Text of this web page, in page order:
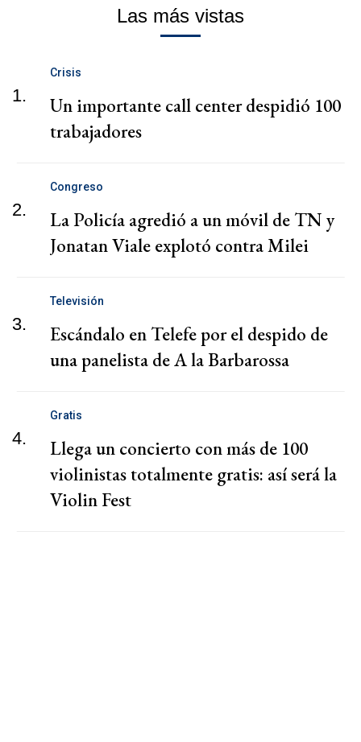
Las más vistas
1.
Crisis
Un importante call center despidió 100
trabajadores
2.
Congreso
La Policía agredió a un móvil de TN y
Jonatan Viale explotó contra Milei
3.
Televisión
Escándalo en Telefe por el despido de
una panelista de A la Barbarossa
4.
Gratis
Llega un concierto con más de 100
violinistas totalmente gratis: así será la
Violin Fest